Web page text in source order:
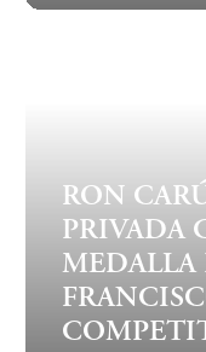
RON
PRIVADA
MEDALLA